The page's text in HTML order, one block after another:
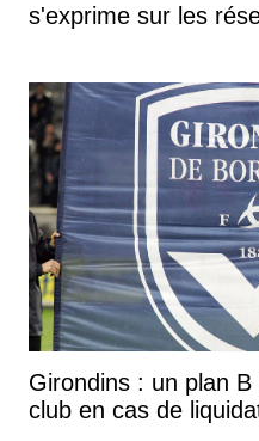
s'exprime sur les
Girondins : un plan
club en cas de